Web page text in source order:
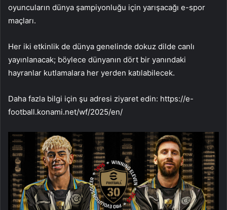
oyuncuların dünya şampiyonluğu için yarışacağı e-spor
maçları.
Her iki etkinlik de dünya genelinde dokuz dilde canlı
yayınlanacak; böylece dünyanın dört bir yanındaki
hayranlar kutlamalara her yerden katılabilecek.
Daha fazla bilgi için şu adresi ziyaret edin: https://e-
football.konami.net/wf/2025/en/